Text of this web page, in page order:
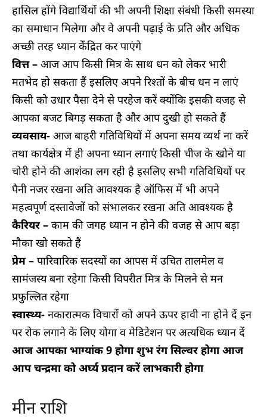
हासिल होंगे विद्यार्थियों की भी अपनी शिक्षा संबंधी किसी समस्या
का समाधान मिलेगा और वे अपनी पढ़ाई के प्रति और अधिक
अच्छी तरह ध्यान केंद्रित कर पाएंगे
वित्त – आज आप किसी मित्र के साथ धन को लेकर भारी
मतभेद हो सकता हैं इसलिए अपने रिश्तों के बीच धन न लाएं
किसी को उधार पैसा देने से परहेज करें क्योंकि इसकी वजह से
आपका बजट बिगड़ सकता है और आप दुखी हो सकते हैं
व्यवसाय- आज बाहरी गतिविधियों में अपना समय व्यर्थ ना करें
तथा कार्यक्षेत्र में ही अपना ध्यान लगाएं किसी चीज के खोने या
चोरी होने की आशंका लग रही है इसलिए सभी गतिविधियों पर
पैनी नजर रखना अति आवश्यक है ऑफिस में भी अपने
महत्वपूर्ण दस्तावेजों को संभालकर रखना अति आवश्यक है
कैरियर – काम की जगह ध्यान न होने की वजह से आप बड़ा
मौका खो सकते हैं
प्रेम – पारिवारिक सदस्यों का आपस में उचित तालमेल व
सामंजस्य बना रहेगा किसी विपरीत मित्र के मिलने से मन
प्रफुल्लित रहेगा
स्वास्थ्य- नकारात्मक विचारों को अपने ऊपर हावी ना होने दें इन
पर रोक लगाने के लिए योगा व मेडिटेशन पर अत्यधिक ध्यान दें
आज आपका भाग्यांक 9 होगा शुभ रंग सिल्वर होगा आज
आप चन्द्रमा को अर्घ्य प्रदान करें लाभकारी होगा
मीन राशि